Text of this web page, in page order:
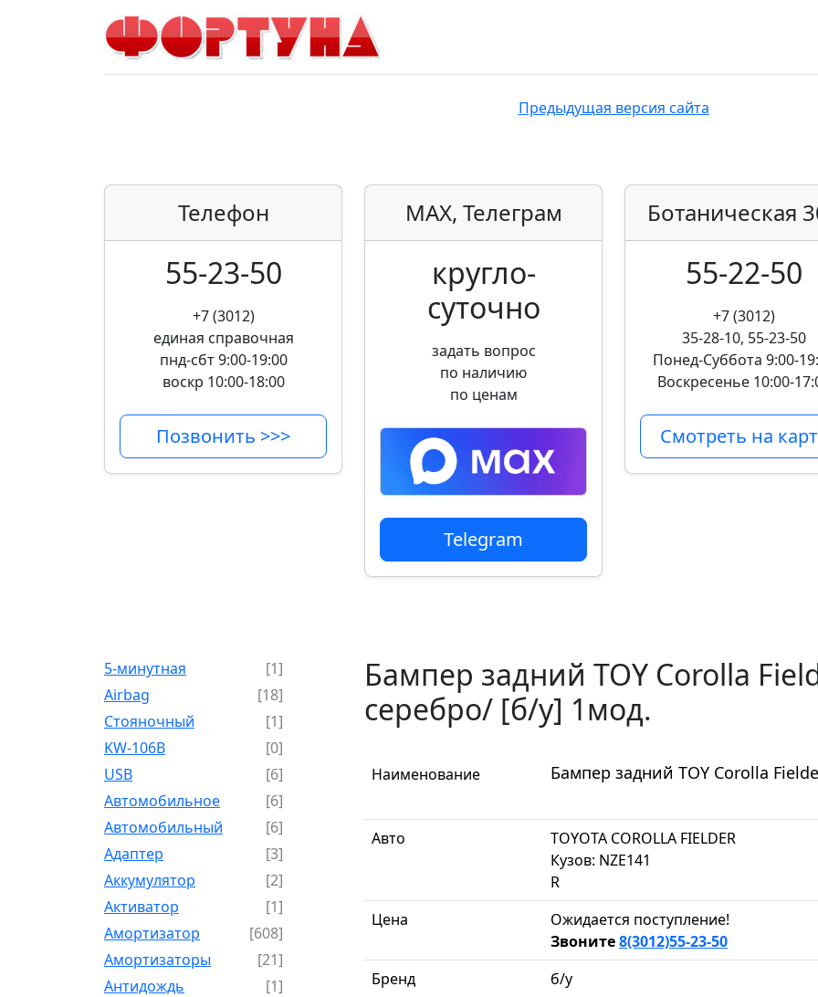
Предыдущая версия сайта
Телефон
55-23-50
+7 (3012)
единая справочная
пнд-сбт 9:00-19:00
воскр 10:00-18:00
Позвонить >>>
MAX, Телеграм
кругло­
суточно
задать вопрос
по наличию
по ценам
Telegram
Ботаническая
55-22-50
+7 (3012)
35-28-10, 55-23-50
Понед-Суббота 9:00-
Воскресенье 10:00-
Смотреть на
5-минутная
[1]
Airbag
[18]
Cтояночный
[1]
KW-106B
[0]
USB
[6]
Автомобильное
[6]
Автомобильный
[6]
Адаптер
[3]
Аккумулятор
[2]
Активатор
[1]
Амортизатор
[608]
Амортизаторы
[21]
Антидождь
[1]
Бампер задний TOY Corolla
серебро/ [б/у] 1мод.
Наименование Бампер задний TOY Corolla
Авто
TOYOTA COROLLA FIELDER
Кузов: NZE141
R
Цена
Ожидается поступление!
Звоните8(3012)55-23-50
Бренд
б/у